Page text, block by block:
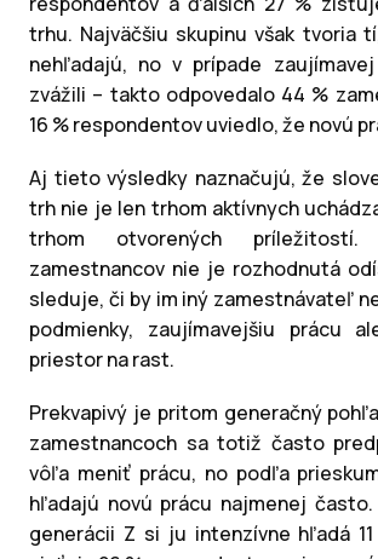
trhu. Najväčšiu skupinu však tvoria
nehľadajú, no v prípade
zvážili – takto odpovedalo 44 %
16 % respondentov uviedlo, že novú
Aj tieto výsledky naznačujú, že
trh nie je len trhom aktívnych
trhom otvorených
zamestnancov nie je rozhodnutá
sleduje, či by im iný zamestnávateľ
podmienky, zaujímavejšiu prácu
priestor na rast.
Prekvapivý je pritom generačný
zamestnancoch sa totiž často
vôľa meniť prácu, no podľa
hľadajú novú prácu najmenej
generácii Z si ju intenzívne hľadá